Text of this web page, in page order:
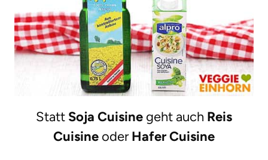
Statt Soja Cuisine geht auch Reis
Cuisine oderHafer Cuisine